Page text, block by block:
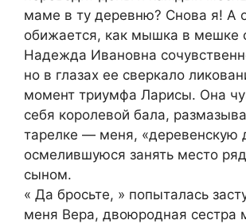
маме в ту деревню? Снова я! А
обижается, как мышка в мешке
Надежда Ивановна
но в глазах ее сверкало
момент триумфа Ларисы. Она
себя королевой бала,
тарелке — меня, «деревенскую
осмелившуюся занять место
сыном.
« Да бросьте, » попыталась
меня Вера, двоюродная сестра